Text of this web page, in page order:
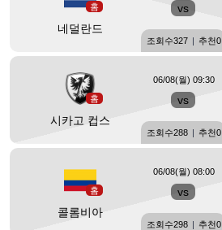
홈
네덜란드
vs
조회수327 | 추천0
홈
시카고 컵스
vs
06/08(월) 09:30
조회수288 | 추천0
홈
콜롬비아
vs
06/08(월) 08:00
조회수298 | 추천0